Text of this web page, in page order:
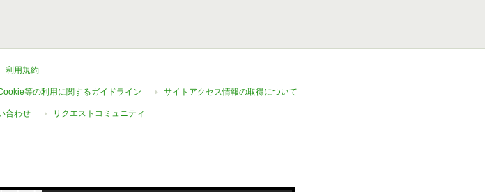
利用規約
等の利用に関するガイドライン サイトアクセス情報の取得について
合わせ リクエストコミュニティ